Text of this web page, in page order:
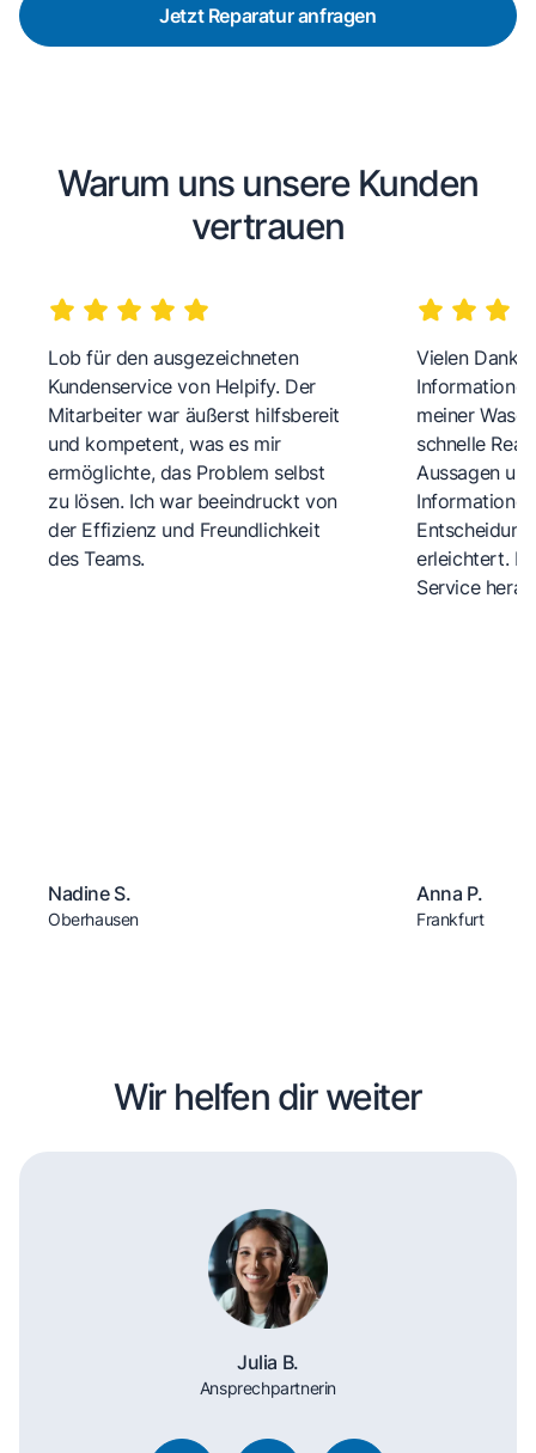
Jetzt Reparatur anfragen
Warum uns unsere Kunden
vertrauen
Lob für den ausgezeichneten
Kundenservice von Helpify. Der
Mitarbeiter war äußerst hilfsbereit
und kompetent, was es mir
ermöglichte, das Problem selbst
zu lösen. Ich war beeindruckt von
der Effizienz und Freundlichkeit
des Teams.
Nadine S.
Oberhausen
Vielen Dank
meiner
schnelle
Aussagen
erleichtert.
Service
Anna P.
Frankfurt
Wir helfen dir weiter
Julia B.
Ansprechpartnerin